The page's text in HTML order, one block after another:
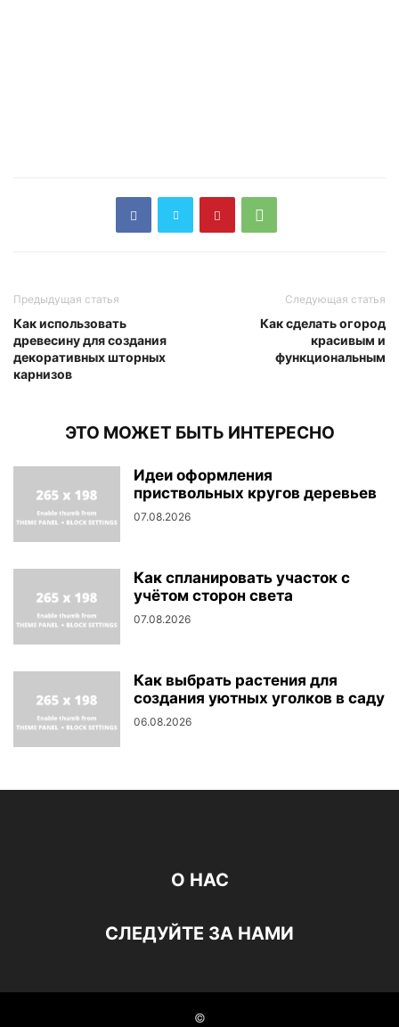
Предыдущая статья
Как использовать
древесину для создания
декоративных шторных
карнизов
Следующая статья
Как сделать огород
красивым и
функциональным
ЭТО МОЖЕТ БЫТЬ ИНТЕРЕСНО
Идеи оформления
приствольных кругов деревьев
07.08.2026
Как спланировать участок с
учётом сторон света
07.08.2026
Как выбрать растения для
создания уютных уголков в саду
06.08.2026
О НАС
СЛЕДУЙТЕ ЗА НАМИ
©